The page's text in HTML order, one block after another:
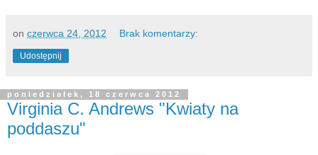
on czerwca 24, 2012 Brak komentarzy:
Udostępnij
poniedziałek, 18 czerwca 2012
Virginia C. Andrews "Kwiaty na
poddaszu"